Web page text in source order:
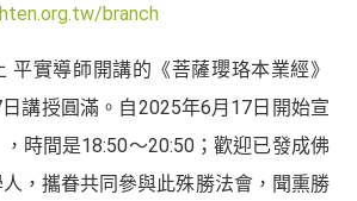
branch
平實導師開講的《菩薩瓔珞本業經》
講授圓滿。自2025年6月17日開始宣
時間是18:50～20:50；歡迎已發成佛
，攜眷共同參與此殊勝法會，聞熏勝